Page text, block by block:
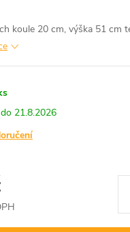
koule 20 cm, výška 51 cm
21.8.2026